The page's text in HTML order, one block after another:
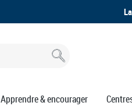
Apprendre & encourager